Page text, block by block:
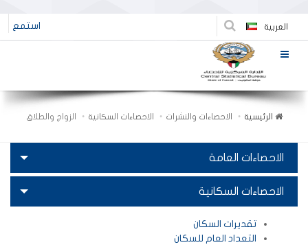
العربية استمع
الرئيسية الاحصاءات والنشرات الاحصاءات السكانية الزواج والطلاق
الاحصاءات العامة
الاحصاءات السكانية
تقديرات السكان
التعداد العام للسكان